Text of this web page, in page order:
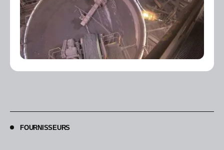
FOURNISSEURS